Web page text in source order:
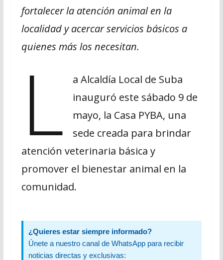
fortalecer la atención animal en la
localidad y acercar servicios básicos a
quienes más los necesitan.
L
a Alcaldía Local de Suba
inauguró este sábado 9 de
mayo, la Casa PYBA, una
sede creada para brindar
atención veterinaria básica y
promover el bienestar animal en la
comunidad.
¿Quieres estar siempre informado?
Únete a nuestro canal de WhatsApp para recibir
noticias directas y exclusivas: